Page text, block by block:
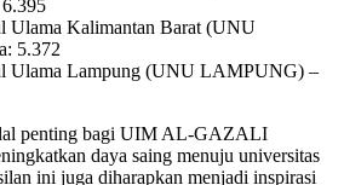
Ulama Kalimantan Barat (UNU
5.372
Ulama Lampung (UNU LAMPUNG) –
penting bagi UIM AL-GAZALI
daya saing menuju universitas
ini juga diharapkan menjadi inspirasi